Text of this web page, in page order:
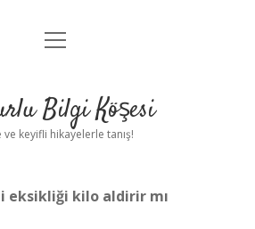
Anasayfa
Yasal Uyarı
menüyü
Bilgi Köşesi
ve keyifli hikayelerle tanış!
eksikliği kilo aldirir mı